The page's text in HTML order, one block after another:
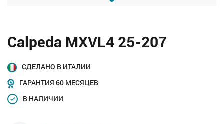
Calpeda MXVL4 25-207
СДЕЛАНО В ИТАЛИИ
ГАРАНТИЯ 60 МЕСЯЦЕВ
В НАЛИЧИИ